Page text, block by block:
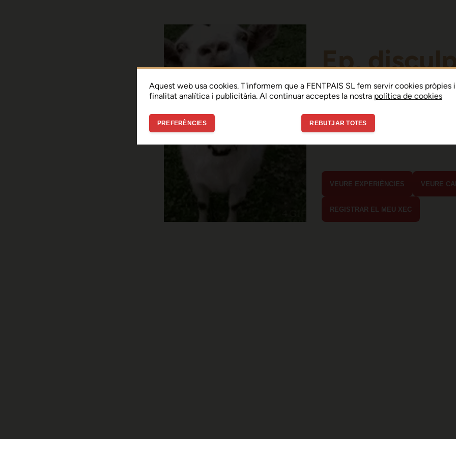
Ep,
Sembla que hi ha
error de connexió
En menys de 15 segons hauria
VEURE EXPERIÈNCIES VEURE
REGISTRAR EL MEU XEC
Aquest web usa cookies. T'informem que a FENTPAIS SL fem servir cookies pròpies
finalitat analítica i publicitària. Al continuar acceptes la nostra política de cookies
PREFERÈNCIES REBUTJAR TOTES